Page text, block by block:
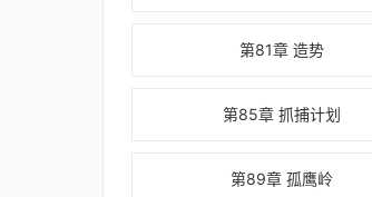
第81章 造势
第85章 抓捕计划
第89章 孤鹰岭